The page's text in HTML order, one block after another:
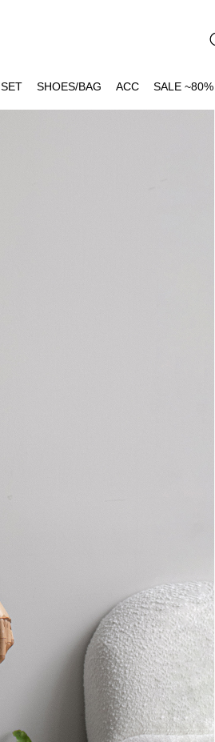
SET SHOES/BAG ACC SALE ~80%